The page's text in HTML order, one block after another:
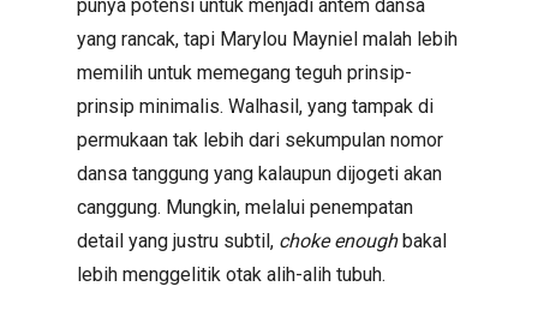
punya potensi untuk menjadi antem dansa
yang rancak, tapi Marylou Mayniel malah lebih
memilih untuk memegang teguh prinsip-
prinsip minimalis. Walhasil, yang tampak di
permukaan tak lebih dari sekumpulan nomor
dansa tanggung yang kalaupun dijogeti akan
canggung. Mungkin, melalui penempatan
detail yang justru subtil, choke enoughbakal
lebih menggelitik otak alih-alih tubuh.